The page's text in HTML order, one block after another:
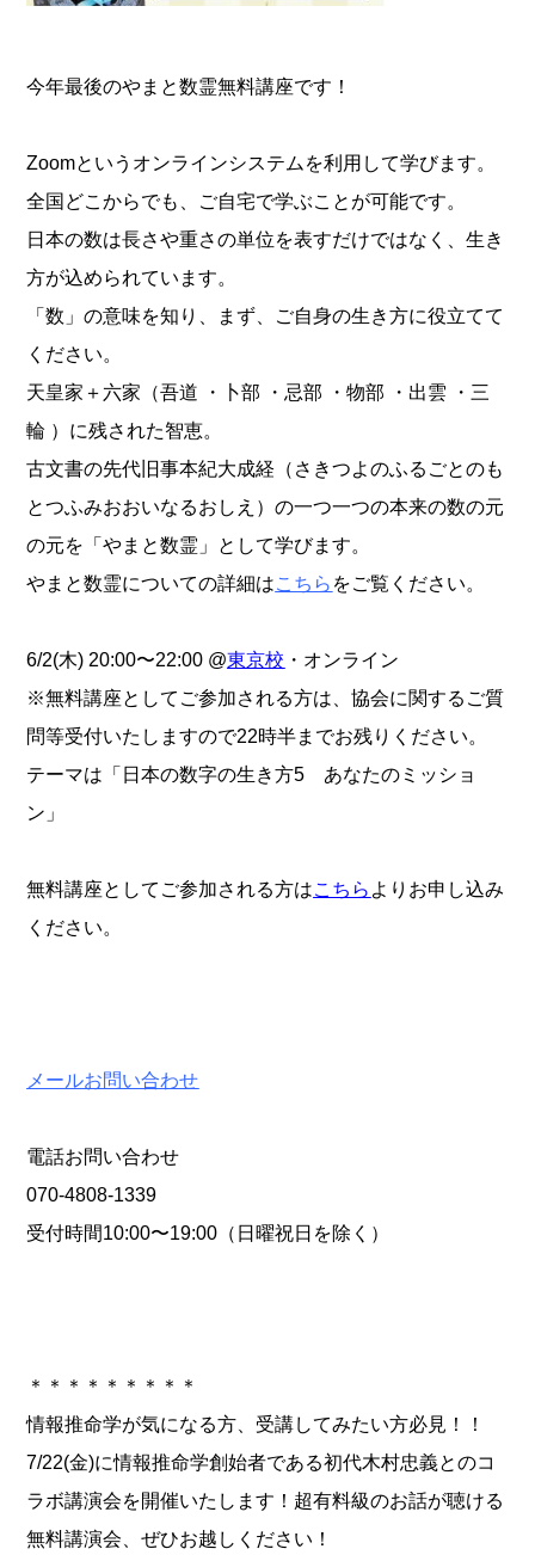
今年最後のやまと数霊無料講座です！
Zoomというオンラインシステムを利用して学びます。
全国どこからでも、ご自宅で学ぶことが可能です。
日本の数は長さや重さの単位を表すだけではなく、生き
方が込められています。
「数」の意味を知り、まず、ご自身の生き方に役立てて
ください。
天皇家＋六家（吾道 ・卜部 ・忌部 ・物部 ・出雲 ・三
輪 ）に残された智恵。
古文書の先代旧事本紀大成経（さきつよのふるごとのも
とつふみおおいなるおしえ）の一つ一つの本来の数の元
の元を「やまと数霊」として学びます。
やまと数霊についての詳細はこちら をご覧ください。
6/2(木) 20:00〜22:00 @東京校 ・オンライン
※無料講座としてご参加される方は、協会に関するご質
問等受付いたしますので22時半までお残りください。
テーマは「日本の数字の生き方5 あなたのミッショ
ン」
無料講座としてご参加される方はこちら よりお申し込み
ください。
メールお問い合わせ
電話お問い合わせ
070-4808-1339
受付時間10:00〜19:00（日曜祝日を除く）
＊＊＊＊＊＊＊＊＊
情報推命学が気になる方、受講してみたい方必見！！
7/22(金)に情報推命学創始者である初代木村忠義とのコ
ラボ講演会を開催いたします！超有料級のお話が聴ける
無料講演会、ぜひお越しください！